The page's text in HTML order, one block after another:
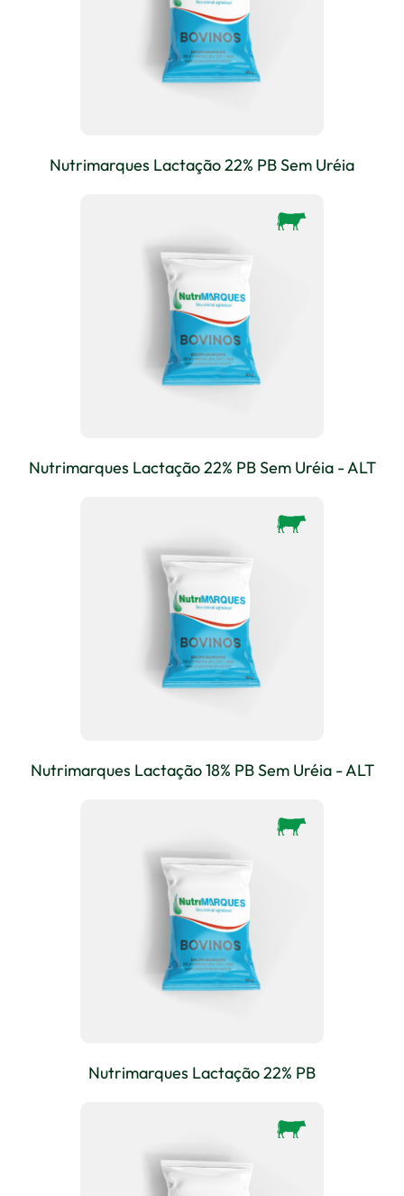
Nutrimarques Lactação 22% PB Sem Uréia
Nutrimarques Lactação 22% PB Sem Uréia - ALT
Nutrimarques Lactação 18% PB Sem Uréia - ALT
Nutrimarques Lactação 22% PB